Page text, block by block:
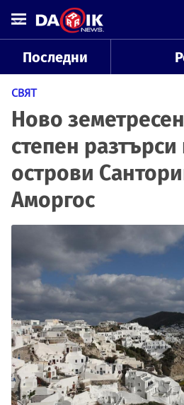
Последни
СВЯТ
Ново
степен разтърси
острови
Аморгос